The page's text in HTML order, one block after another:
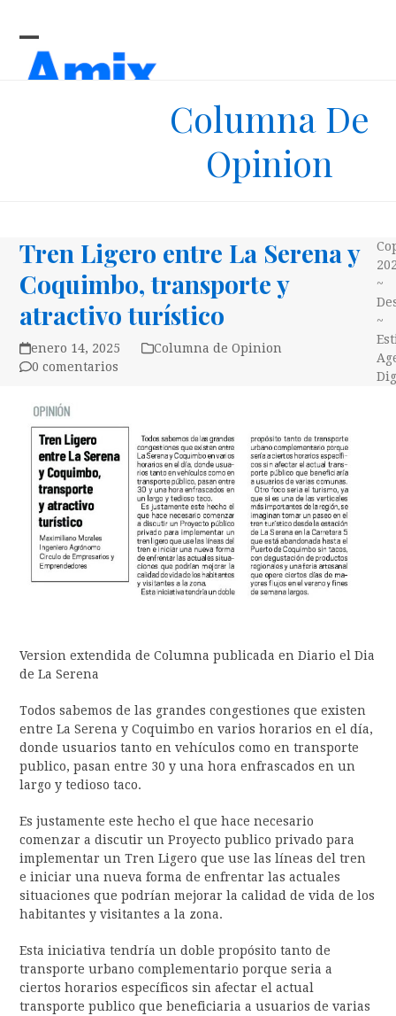
Open
mobile
Close
mobile
Columna De
Opinion
Tren Ligero entre La Serena y
Coquimbo, transporte y
atractivo turístico
enero 14, 2025
Columna de Opinion
0 comentarios
Version extendida de Columna publicada en Diario el Dia
de La Serena
Todos sabemos de las grandes congestiones que existen
entre La Serena y Coquimbo en varios horarios en el día,
donde usuarios tanto en vehículos como en transporte
publico, pasan entre 30 y una hora enfrascados en un
largo y tedioso taco.
Es justamente este hecho el que hace necesario
comenzar a discutir un Proyecto publico privado para
implementar un Tren Ligero que use las líneas del tren
e iniciar una nueva forma de enfrentar las actuales
situaciones que podrían mejorar la calidad de vida de los
habitantes y visitantes a la zona.
Esta iniciativa tendría un doble propósito tanto de
transporte urbano complementario porque seria a
ciertos horarios específicos sin afectar el actual
transporte publico que beneficiaria a usuarios de varias
~
~